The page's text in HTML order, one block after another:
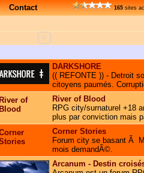
Contact 165 sites
<
DARKSHORE
(( REFONTE )) - Detroit
citoyens paumés.
River of Blood
RPG city/surnaturel +18
plus par conviction mais
Corner Stories
Forum city se basant Ã
mois demandÃ©.
Arcanum - Destin